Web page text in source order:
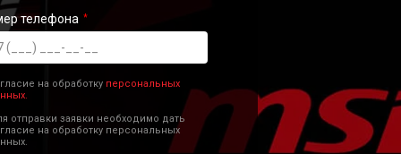
телефона
на обработку персональных
отправки заявки необходимо дать
на обработку персональных